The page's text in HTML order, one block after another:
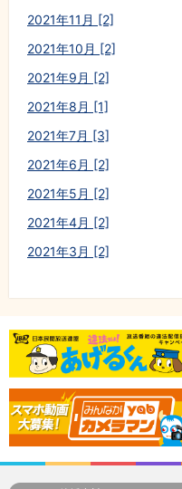
2021年11月 [2]
2021年10月 [2]
2021年9月 [2]
2021年8月 [1]
2021年7月 [3]
2021年6月 [2]
2021年5月 [2]
2021年4月 [2]
2021年3月 [2]